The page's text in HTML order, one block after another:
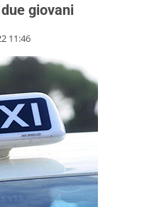
giovani
11:46